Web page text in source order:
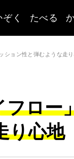
ぞく たべる
ション性と弾むような走
ロー
り心地